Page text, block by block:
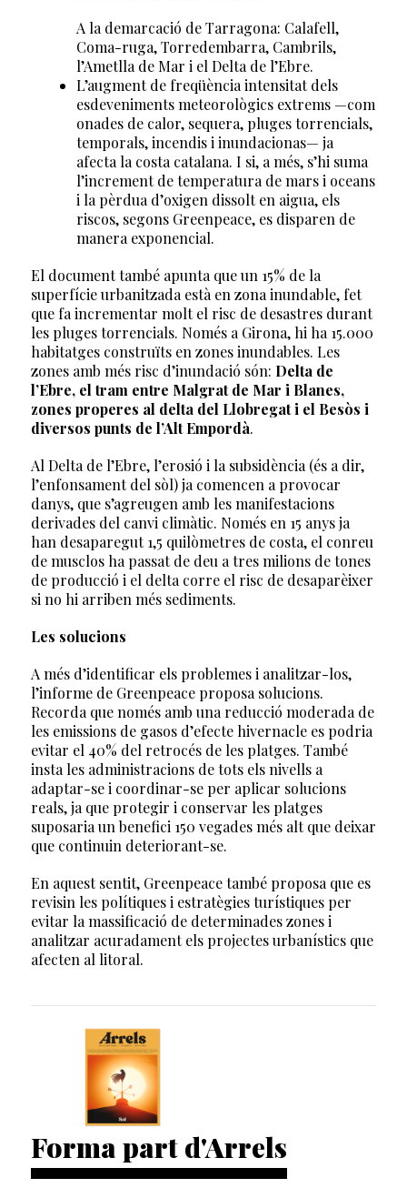
A la demarcació de Tarragona: Calafell,
Coma-ruga, Torredembarra, Cambrils,
l’Ametlla de Mar i el Delta de l’Ebre.
L’augment de freqüència intensitat dels
esdeveniments meteorològics extrems —com
onades de calor, sequera, pluges torrencials,
temporals, incendis i inundacionas— ja
afecta la costa catalana. I si, a més, s’hi suma
l’increment de temperatura de mars i oceans
i la pèrdua d’oxigen dissolt en aigua, els
riscos, segons Greenpeace, es disparen de
manera exponencial.
El document també apunta que un 15% de la
superfície urbanitzada està en zona inundable, fet
que fa incrementar molt el risc de desastres durant
les pluges torrencials. Només a Girona, hi ha 15.000
habitatges construïts en zones inundables. Les
zones amb més risc d’inundació són: Delta de
l’Ebre, el tram entre Malgrat de Mar i Blanes,
zones properes al delta del Llobregat i el Besòs i
diversos punts de l’Alt Empordà.
Al Delta de l’Ebre, l’erosió i la subsidència (és a dir,
l’enfonsament del sòl) ja comencen a provocar
danys, que s’agreugen amb les manifestacions
derivades del canvi climàtic. Només en 15 anys ja
han desaparegut 1,5 quilòmetres de costa, el conreu
de musclos ha passat de deu a tres milions de tones
de producció i el delta corre el risc de desaparèixer
si no hi arriben més sediments.
Les solucions
A més d’identificar els problemes i analitzar-los,
l’informe de Greenpeace proposa solucions.
Recorda que només amb una reducció moderada de
les emissions de gasos d’efecte hivernacle es podria
evitar el 40% del retrocés de les platges. També
insta les administracions de tots els nivells a
adaptar-se i coordinar-se per aplicar solucions
reals, ja que protegir i conservar les platges
suposaria un benefici 150 vegades més alt que deixar
que continuin deteriorant-se.
En aquest sentit, Greenpeace també proposa que es
revisin les polítiques i estratègies turístiques per
evitar la massificació de determinades zones i
analitzar acuradament els projectes urbanístics que
afecten al litoral.
Forma part d'Arrels